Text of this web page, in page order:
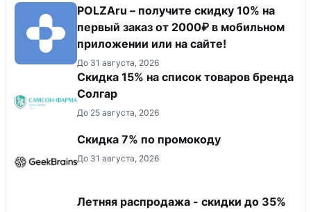
POLZAru – получите скидку 10% на
первый заказ от 2000₽ в мобильном
приложении или на сайте!
До 31 августа, 2026
Скидка 15% на список товаров бренда
Солгар
До 25 августа, 2026
Скидка 7% по промокоду
До 31 августа, 2026
Летняя распродажа - скидки до 35%